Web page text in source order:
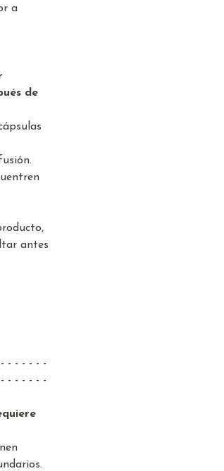
a
de
antes
- - - - - -
- - - - - -